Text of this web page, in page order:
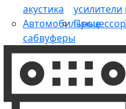
акустика
Автомобильные
сабвуферы
усилители